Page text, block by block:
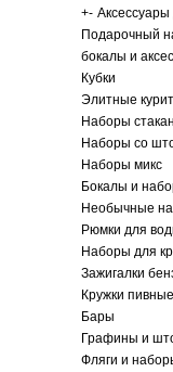
+-
Подарочный
бокалы и
Кубки
Элитные
Наборы
Наборы со
Наборы микс
Бокалы и
Необычные
Рюмки для
Наборы для
Зажигалки
Кружки пивные
Бары
Графины и
Фляги и